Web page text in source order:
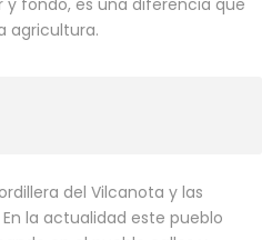
fondo, es una diferencia que
agricultura.
del Vilcanota y las
En la actualidad este pueblo